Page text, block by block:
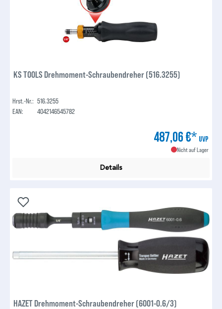
KS TOOLS Drehmoment-Schraubendreher (516.3255)
Hrst.-Nr.: 516.3255
EAN:
4042146545782
487,06 €* UVP
Nicht auf Lager
Details
HAZET Drehmoment-Schraubendreher (6001-0.6/3)